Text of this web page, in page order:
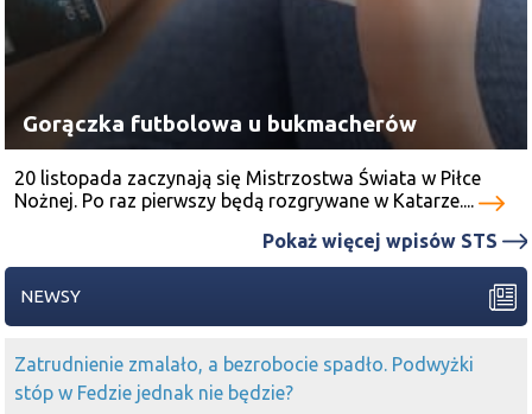
Gorączka futbolowa u bukmacherów
20 listopada zaczynają się Mistrzostwa Świata w Piłce
Nożnej. Po raz pierwszy będą rozgrywane w Katarze....
Pokaż więcej wpisów STS
NEWSY
Zatrudnienie zmalało, a bezrobocie spadło. Podwyżki
stóp w Fedzie jednak nie będzie?